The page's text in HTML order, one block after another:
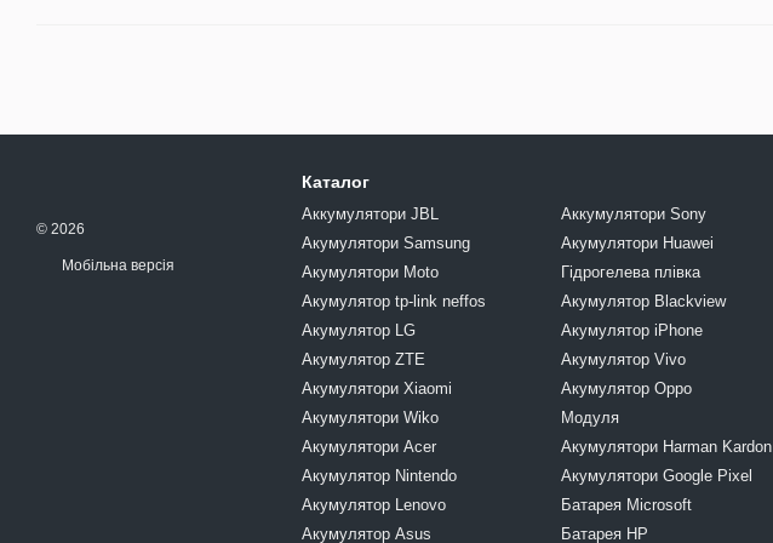
© 2026
Мобільна версія
Каталог
Аккумулятори JBL
Акумулятори Samsung
Акумулятори Moto
Акумулятор tp-link neffos
Акумулятор LG
Акумулятор ZTE
Акумулятори Xiaomi
Акумулятори Wiko
Акумулятори Acer
Акумулятор Nintendo
Акумулятор Lenovo
Акумулятор Asus
Аккумулятори Sony
Акумулятори Huawei
Гідрогелева плівка
Акумулятор Blackview
Акумулятор iPhone
Акумулятор Vivo
Акумулятор Oppo
Модуля
Акумулятори Harman Kardon
Акумулятори Google Pixel
Батарея Microsoft
Батарея HP